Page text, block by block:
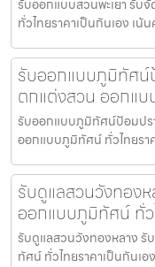
รับออกแบบสวนพะเยา รั
ทั่วไทยราคาเป็นกันเอง เ
รับออกแบบภูมิทัศน์
ตกแต่งสวน ออกแ
รับออกแบบภูมิทัศน์ป้อมป
ออกแบบภูมิทัศน์ ทั่วไทยรา
รับดูแลสวนวังทอง
ออกแบบภูมิทัศน์ ทั่ว
รับดูแลสวนวังทองหลาง
ทัศน์ ทั่วไทยราคาเป็นกันเ